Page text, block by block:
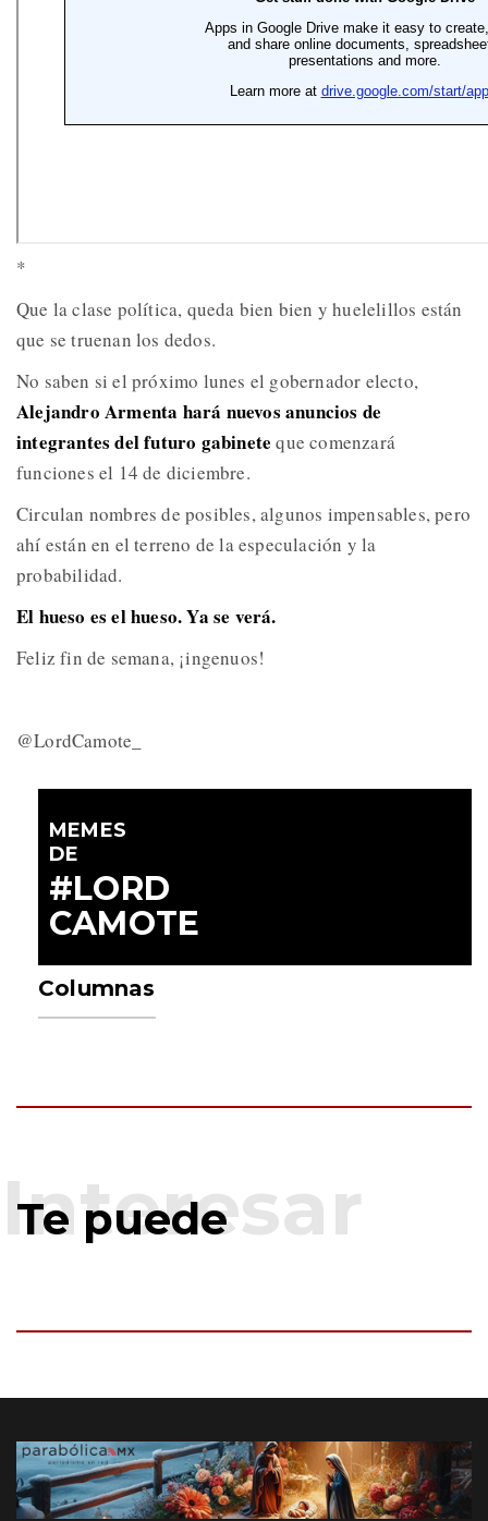
*
Que la clase política, queda bien bien y huelelillos están
que se truenan los dedos.
No saben si el próximo lunes el gobernador electo,
Alejandro Armenta hará nuevos anuncios de
integrantes del futuro gabinete que comenzará
funciones el 14 de diciembre.
Circulan nombres de posibles, algunos impensables, pero
ahí están en el terreno de la especulación y la
probabilidad.
El hueso es el hueso. Ya se verá.
Feliz fin de semana, ¡ingenuos!
@LordCamote_
MEMES
DE
#LORD
CAMOTE
Columnas
Te puede